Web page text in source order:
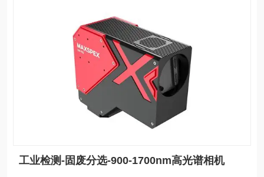
工业检测-固废分选-900-1700nm高光谱相机